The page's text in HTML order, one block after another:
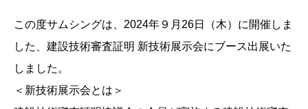
この度サムシングは、2024年９月26日（木）に開催しま
した、建設技術審査証明 新技術展示会にブース出展いた
しました。
＜新技術展示会とは＞